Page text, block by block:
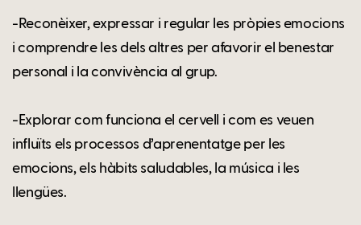
-Reconèixer, expressar i regular les pròpies emocions
i comprendre les dels altres per afavorir el benestar
personal i la convivència al grup.
-Explorar com funciona el cervell i com es veuen
influïts els processos d’aprenentatge per les
emocions, els hàbits saludables, la música i les
llengües.